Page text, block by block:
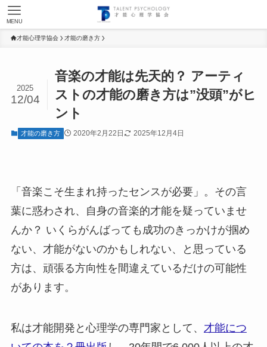
MENU
才能心理学協会 才能の磨き方
音楽の才能は先天的？ アーティ
ストの才能の磨き方は”没頭”がヒ
ント
2025
12/04
才能の磨き方 2020年2月22日 2025年12月4日
「音楽こそ生まれ持ったセンスが必要」。その言
葉に惑わされ、自身の音楽的才能を疑っていませ
んか？ いくらがんばっても成功のきっかけが掴め
ない、才能がないのかもしれない、と思っている
方は、頑張る方向性を間違えているだけの可能性
があります。
私は才能開発と心理学の専門家として、 才能につ